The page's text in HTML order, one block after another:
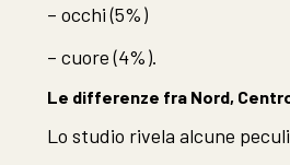
– occhi (5%)
– cuore (4%).
Le differenze fra Nord,
Lo studio rivela alcune